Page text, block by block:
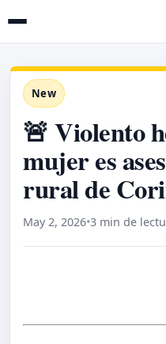
New
🚨 Violento
mujer es
rural de
May 2, 2026•3 min de